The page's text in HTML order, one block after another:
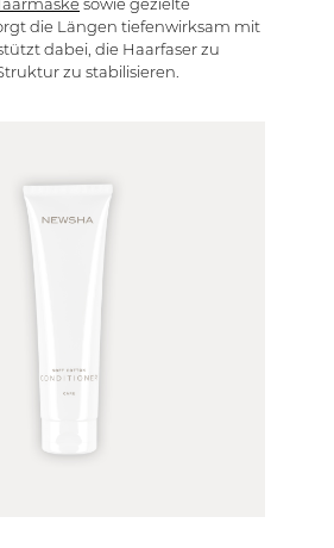
die Längen tiefenwirksam mit
dabei, die Haarfaser zu
zu stabilisieren.